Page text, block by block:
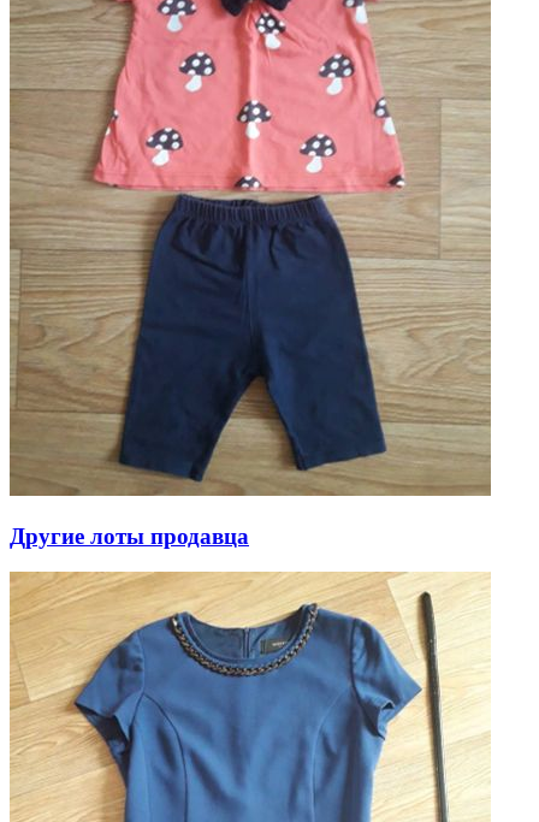
Другие лоты продавца